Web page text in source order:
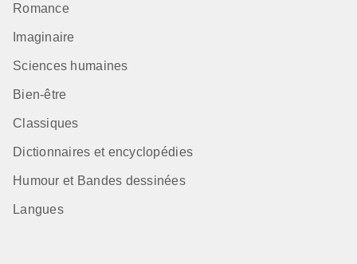
Romance
Imaginaire
Sciences humaines
Bien-être
Classiques
Dictionnaires et encyclopédies
Humour et Bandes dessinées
Langues